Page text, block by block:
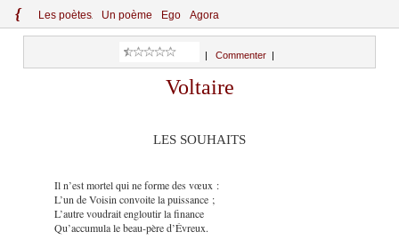
{ Les poètes Un poème Ego Agora
Commenter
Voltaire
LES SOUHAITS
Il n’est mortel qui ne forme des vœux :
L’un de Voisin convoite la puissance ;
L’autre voudrait engloutir la finance
Qu’accumula le beau-père d’Évreux.